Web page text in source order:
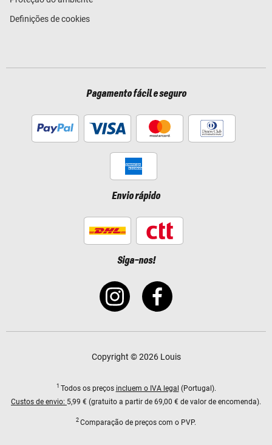
Definições de cookies
Pagamento fácil e seguro
Envio rápido
Siga-nos!
Copyright © 2026 Louis
1 Todos os preços incluem o IVA legal (Portugal).
Custos de envio: 5,99 € (gratuito a partir de 69,00 € de valor de encomenda).
2 Comparação de preços com o PVP.